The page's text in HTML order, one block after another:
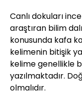
Canlı dokuları
araştıran bilim
konusunda kafa
kelimenin bitişik
kelime genellikle
yazılmaktadır.
olmalıdır.